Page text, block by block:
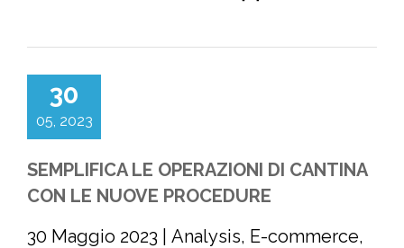
30
05, 2023
SEMPLIFICA LE OPERAZIONI DI CANTINA
CON LE NUOVE PROCEDURE
30 Maggio 2023
Analysis, E-commerce,